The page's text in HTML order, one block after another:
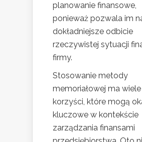
planowanie finansowe,
ponieważ pozwala im
dokładniejsze odbicie
rzeczywistej sytuacji
firmy.
Stosowanie metody
memoriałowej ma wiele
korzyści, które mogą
kluczowe w kontekście
zarządzania finansami